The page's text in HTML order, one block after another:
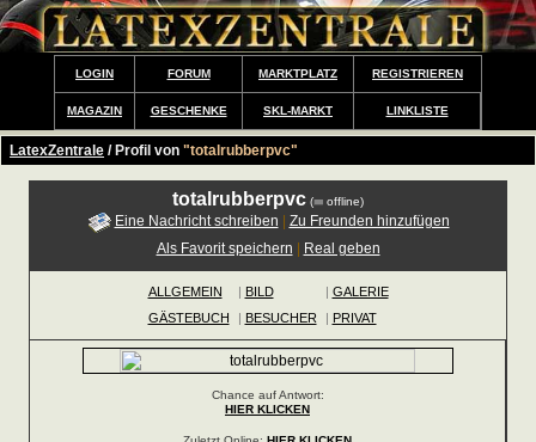
LOGIN FORUM MARKTPLATZ REGISTRIEREN
MAGAZIN GESCHENKE SKL-MARKT LINKLISTE
LatexZentrale / Profil von "totalrubberpvc"
totalrubberpvc ( offline)
Eine Nachricht schreiben
Zu Freunden hinzufügen
Als Favorit speichern
Real geben
ALLGEMEIN | BILD | GALERIE
GÄSTEBUCH
| BESUCHER | PRIVAT
Chance auf Antwort:
HIER KLICKEN